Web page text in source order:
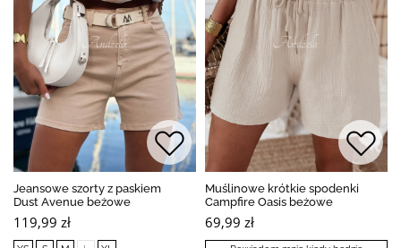
Jeansowe szorty z paskiem
Dust Avenue beżowe
119,99 zł
Muślinowe krótkie spodenki
Campfire Oasis beżowe
69,99 zł